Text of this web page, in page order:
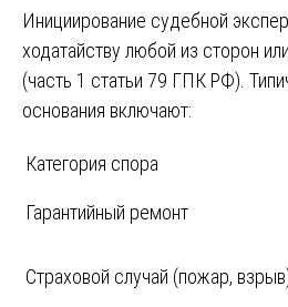
Инициирование судебной
ходатайству любой из сторон
(часть 1 статьи 79 ГПК РФ).
основания включают:
Категория спора
Гарантийный ремонт
Страховой случай (пожар,